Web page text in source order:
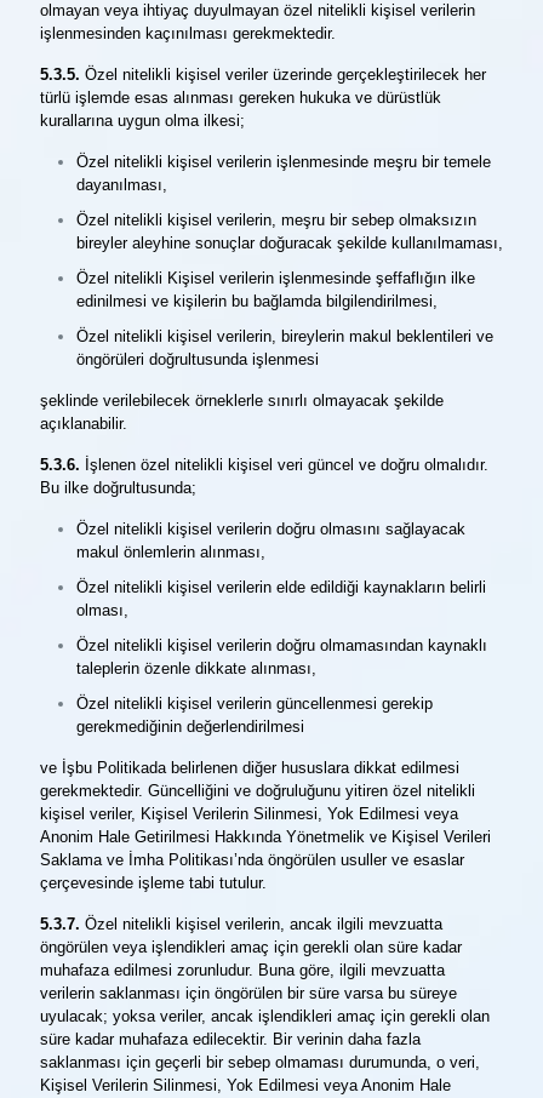
olmayan veya ihtiyaç duyulmayan özel nitelikli kişisel verilerin
işlenmesinden kaçınılması gerekmektedir.
5.3.5. Özel nitelikli kişisel veriler üzerinde gerçekleştirilecek her
türlü işlemde esas alınması gereken hukuka ve dürüstlük
kurallarına uygun olma ilkesi;
Özel nitelikli kişisel verilerin işlenmesinde meşru bir temele
dayanılması,
Özel nitelikli kişisel verilerin, meşru bir sebep olmaksızın
bireyler aleyhine sonuçlar doğuracak şekilde kullanılmaması,
Özel nitelikli Kişisel verilerin işlenmesinde şeffaflığın ilke
edinilmesi ve kişilerin bu bağlamda bilgilendirilmesi,
Özel nitelikli kişisel verilerin, bireylerin makul beklentileri ve
öngörüleri doğrultusunda işlenmesi
şeklinde verilebilecek örneklerle sınırlı olmayacak şekilde
açıklanabilir.
5.3.6. İşlenen özel nitelikli kişisel veri güncel ve doğru olmalıdır.
Bu ilke doğrultusunda;
Özel nitelikli kişisel verilerin doğru olmasını sağlayacak
makul önlemlerin alınması,
Özel nitelikli kişisel verilerin elde edildiği kaynakların belirli
olması,
Özel nitelikli kişisel verilerin doğru olmamasından kaynaklı
taleplerin özenle dikkate alınması,
Özel nitelikli kişisel verilerin güncellenmesi gerekip
gerekmediğinin değerlendirilmesi
ve İşbu Politikada belirlenen diğer hususlara dikkat edilmesi
gerekmektedir. Güncelliğini ve doğruluğunu yitiren özel nitelikli
kişisel veriler, Kişisel Verilerin Silinmesi, Yok Edilmesi veya
Anonim Hale Getirilmesi Hakkında Yönetmelik ve Kişisel Verileri
Saklama ve İmha Politikası’nda öngörülen usuller ve esaslar
çerçevesinde işleme tabi tutulur.
5.3.7. Özel nitelikli kişisel verilerin, ancak ilgili mevzuatta
öngörülen veya işlendikleri amaç için gerekli olan süre kadar
muhafaza edilmesi zorunludur. Buna göre, ilgili mevzuatta
verilerin saklanması için öngörülen bir süre varsa bu süreye
uyulacak; yoksa veriler, ancak işlendikleri amaç için gerekli olan
süre kadar muhafaza edilecektir. Bir verinin daha fazla
saklanması için geçerli bir sebep olmaması durumunda, o veri,
Kişisel Verilerin Silinmesi, Yok Edilmesi veya Anonim Hale